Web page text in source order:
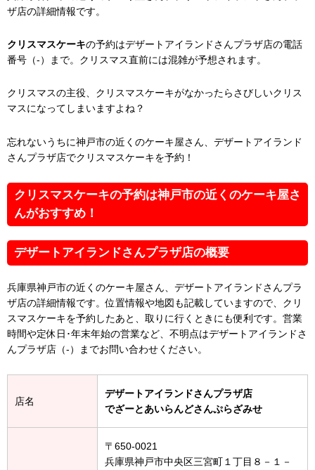
ザ店の詳細情報です。
クリスマスケーキの予約はデザートアイランドさんプラザ店の電話
番号（-）まで。クリスマス直前には混雑が予想されます。
クリスマスの主役、クリスマスケーキがなかったらさびしいクリス
マスになってしまいますよね？
忘れないうちに神戸市の近くのケーキ屋さん、デザートアイランド
さんプラザ店でクリスマスケーキを予約！
クリスマスケーキの予約は神戸市の近くのケーキ屋さ
んがおすすめ！
デザートアイランドさんプラザ店の概要
兵庫県神戸市の近くのケーキ屋さん、デザートアイランドさんプラ
ザ店の詳細情報です。位置情報や地図も記載していますので、クリ
スマスケーキを予約したあと、取りに行くときにも便利です。営業
時間や定休日･年末年始の営業など、不明点はデザートアイランドさ
んプラザ店（-）までお問い合わせください。
店名
デザートアイランドさんプラザ店
でざーとあいらんどさんぷらざみせ
〒650-0021
兵庫県神戸市中央区三宮町１丁目８－１－